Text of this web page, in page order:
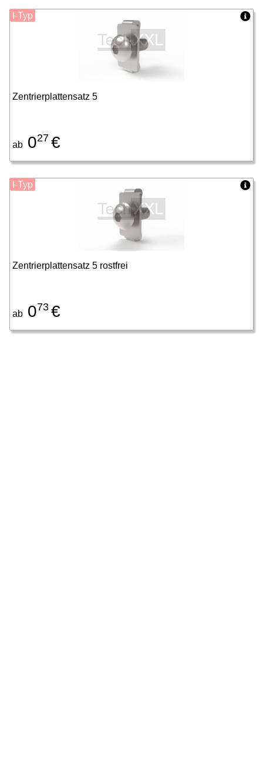
Zentrierplattensatz 5
ab 027 €
I-Typ
Zentrierplattensatz 5 rostfrei
ab 073 €
I-Typ